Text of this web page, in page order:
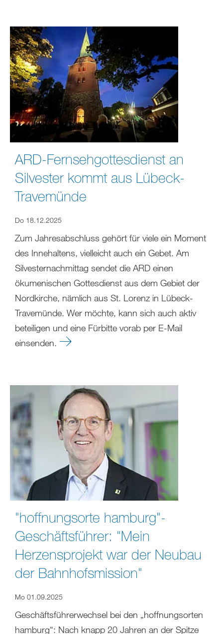
ARD-Fernsehgottesdienst an
Silvester kommt aus Lübeck-
Travemünde
Do 18.12.2025
Zum Jahresabschluss gehört für viele ein Moment
des Innehaltens, vielleicht auch ein Gebet. Am
Silvesternachmittag sendet die ARD einen
ökumenischen Gottesdienst aus dem Gebiet der
Nordkirche, nämlich aus St. Lorenz in Lübeck-
Travemünde. Wer möchte, kann sich auch aktiv
beteiligen und eine Fürbitte vorab per E-Mail
einsenden.
"hoffnungsorte hamburg"-
Geschäftsführer: "Mein
Herzensprojekt war der Neubau
der Bahnhofsmission"
Mo 01.09.2025
Geschäftsführerwechsel bei den „hoffnungsorten
hamburg“: Nach knapp 20 Jahren an der Spitze